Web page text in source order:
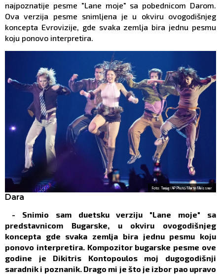
najpoznatije pesme "Lane moje" sa pobednicom Darom.
Ova verzija pesme snimljena je u okviru ovogodišnjeg
koncepta Evrovizije, gde svaka zemlja bira jednu pesmu
koju ponovo interpretira.
Foto: Tanjug/AP Photo/Martin Meissner
Dara
- Snimio sam duetsku verziju "Lane moje" sa
predstavnicom Bugarske, u okviru ovogodišnjeg
koncepta gde svaka zemlja bira jednu pesmu koju
ponovo interpretira. Kompozitor bugarske pesme ove
godine je Dikitris Kontopoulos moj dugogodišnji
saradnik i poznanik. Drago mi je što je izbor pao upravo